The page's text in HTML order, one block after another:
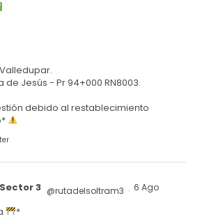
Jesús - Pr 94+000 RN8003.
debido al restablecimiento
3 @rutadelsoltram3 · 6 Ago
*